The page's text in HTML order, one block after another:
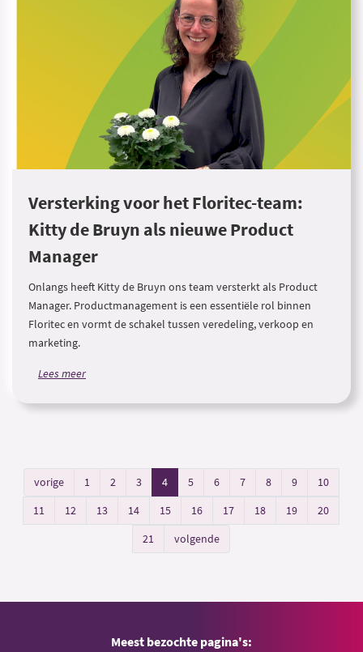
Versterking voor het Floritec-team:
Kitty de Bruyn als nieuwe Product
Manager
Onlangs heeft Kitty de Bruyn ons team versterkt als Product
Manager. Productmanagement is een essentiële rol binnen
Floritec en vormt de schakel tussen veredeling, verkoop en
marketing.
Lees meer
vorige 1 2 3 4 5 6 7 8 9
10
11
12 13 14 15 16 17 18 19
20
21
volgende
Meest bezochte pagina's: